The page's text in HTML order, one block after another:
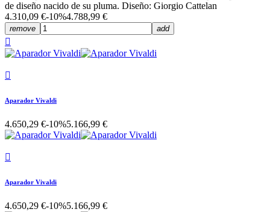
de diseño nacido de su pluma. Diseño: Giorgio Cattelan
4.310,09 €-10%4.788,99 €
remove add


Aparador Vivaldi
4.650,29 €-10%5.166,99 €

Aparador Vivaldi
4.650,29 €-10%5.166,99 €